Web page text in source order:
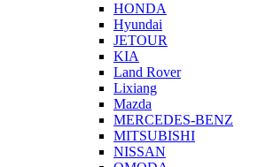
HONDA
Hyundai
JETOUR
KIA
Land Rover
Lixiang
Mazda
MERCEDES-BENZ
MITSUBISHI
NISSAN